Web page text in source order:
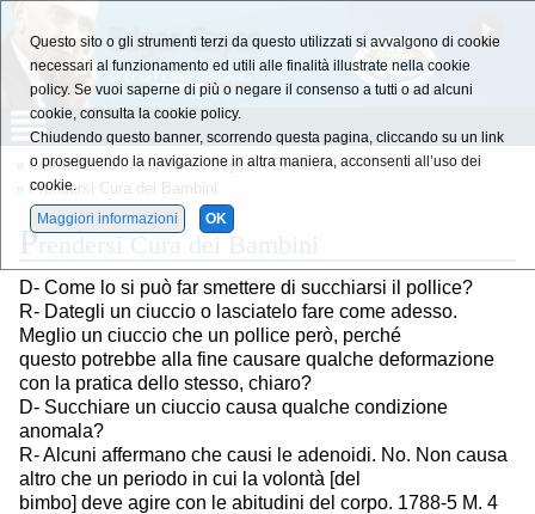
Estratti dalle Letture di E. Cayce »Emozioni
» Prendersi Cura dei Bambini
Prendersi Cura dei Bambini
D- Come lo si può far smettere di succhiarsi il pollice?
R- Dategli un ciuccio o lasciatelo fare come adesso.
Meglio un ciuccio che un pollice però, perché
questo potrebbe alla fine causare qualche deformazione
con la pratica dello stesso, chiaro?
D- Succhiare un ciuccio causa qualche condizione
anomala?
R- Alcuni affermano che causi le adenoidi. No. Non causa
altro che un periodo in cui la volontà [del
bimbo] deve agire con le abitudini del corpo. 1788-5 M. 4
Questo sito o gli strumenti terzi da questo utilizzati si avvalgono di cookie
necessari al funzionamento ed utili alle finalità illustrate nella cookie
policy. Se vuoi saperne di più o negare il consenso a tutti o ad alcuni
cookie, consulta la cookie policy.
Chiudendo questo banner, scorrendo questa pagina, cliccando su un link
o proseguendo la navigazione in altra maniera, acconsenti all’uso dei
cookie.
Maggiori informazioni
OK